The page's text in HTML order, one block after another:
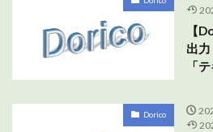
【
出
「
Dorico